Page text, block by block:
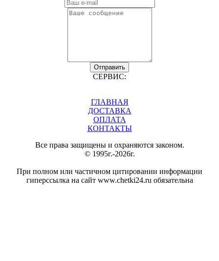
Отправить
СЕРВИС:
ГЛАВНАЯ
ДОСТАВКА
ОПЛАТА
КОНТАКТЫ
Все права защищены и охраняются законом.
© 1995г.-2026г.
При полном или частичном цитировании информации
гиперссылка на сайт www.chetki24.ru обязательна